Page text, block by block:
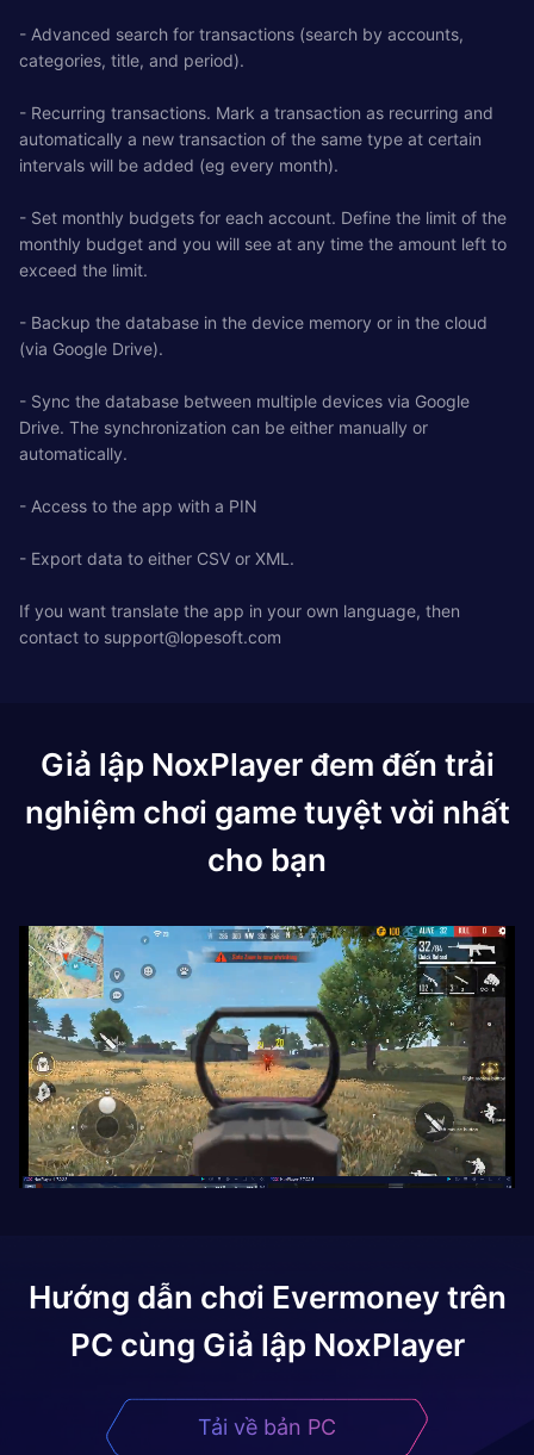
- Advanced search for transactions (search by accounts,
categories, title, and period).
- Recurring transactions. Mark a transaction as recurring and
automatically a new transaction of the same type at certain
intervals will be added (eg every month).
- Set monthly budgets for each account. Define the limit of the
monthly budget and you will see at any time the amount left to
exceed the limit.
- Backup the database in the device memory or in the cloud
(via Google Drive).
- Sync the database between multiple devices via Google
Drive. The synchronization can be either manually or
automatically.
- Access to the app with a PIN
- Export data to either CSV or XML.
If you want translate the app in your own language, then
contact to support@lopesoft.com
Giả lập NoxPlayer đem đến trải
nghiệm chơi game tuyệt vời nhất
cho bạn
Hướng dẫn chơi Evermoneytrên
PC cùng Giả lập NoxPlayer
Tải về bản PC